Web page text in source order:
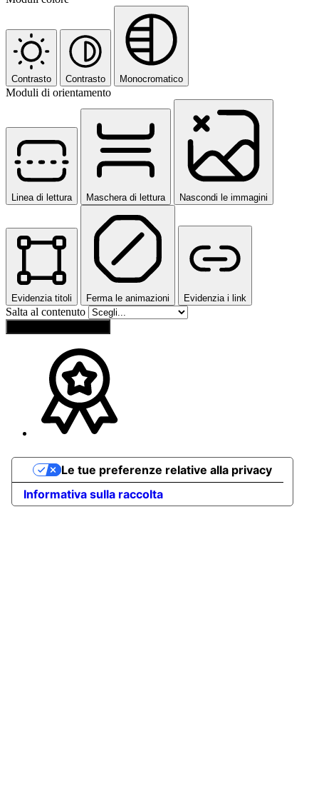
Contrasto Contrasto Monocromatico
Moduli di orientamento
Linea di lettura Maschera di lettura Nascondi le immagini
Evidenzia titoli Ferma le animazioni Evidenzia i link
Salta al contenuto
Informativa sulla raccolta
Le tue preferenze relative alla privacy